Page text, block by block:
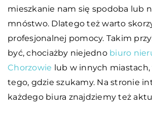
mieszkanie nam się spodoba lub
mnóstwo. Dlatego też warto
profesjonalnej pomocy. Takim
być, chociażby niejedno biuro
Chorzowie lub w innych miastach,
tego, gdzie szukamy. Na stronie
każdego biura znajdziemy też